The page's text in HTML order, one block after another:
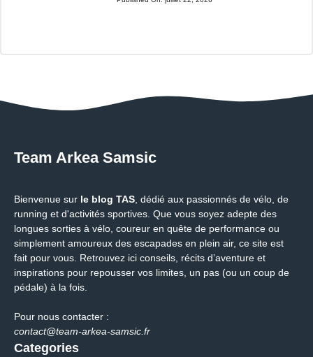
Team Arkea Samsic
Bienvenue sur le blog TAS , dédié aux passionnés de vélo, de
running et d'activités sportives. Que vous soyez adepte des
longues sorties à vélo, coureur en quête de performance ou
simplement amoureux des escapades en plein air, ce site est
fait pour vous. Retrouvez ici conseils, récits d’aventure et
inspirations pour repousser vos limites, un pas (ou un coup de
pédale) à la fois.
Pour nous contacter :
contact@team-arkea-samsic.fr
Categories